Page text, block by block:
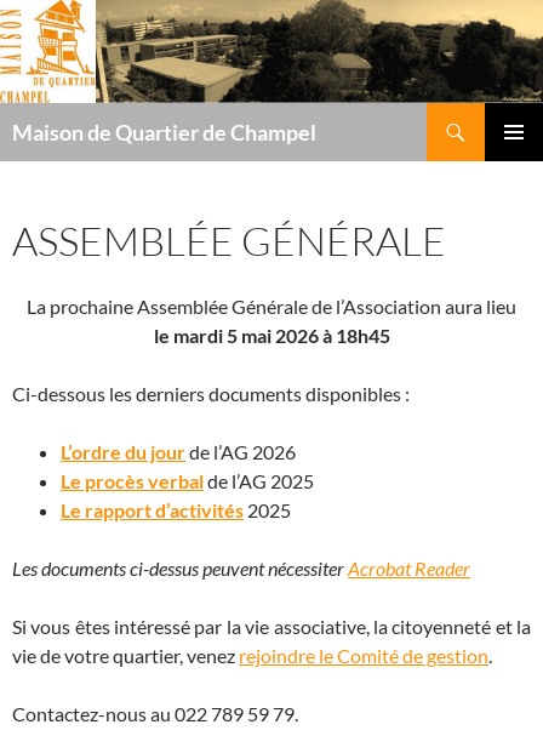
Maison de Quartier de Champel
ASSEMBLÉE GÉNÉRALE
La prochaine Assemblée Générale de l’Association aura lieu
le mardi 5 mai 2026 à 18h45
Ci-dessous les derniers documents disponibles :
L’ordre du jourde l’AG 2026
Le procès verbalde l’AG 2025
Le rapport d’activités 2025
Les documents ci-dessus peuvent nécessiterAcrobat Reader
Si vous êtes intéressé par la vie associative, la citoyenneté et la
vie de votre quartier, venez rejoindre le Comité de gestion.
Contactez-nous au 022 789 59 79.